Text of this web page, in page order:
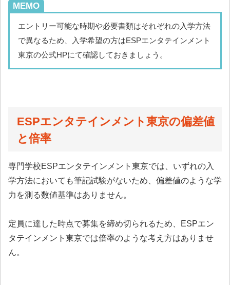
MEMO
エントリー可能な時期や必要書類はそれぞれの入学方法
で異なるため、入学希望の方はESPエンタテインメント
東京の公式HPにて確認しておきましょう。
ESPエンタテインメント東京の偏差値
と倍率
専門学校ESPエンタテインメント東京では、いずれの入
学方法においても筆記試験がないため、偏差値のような学
力を測る数値基準はありません。
定員に達した時点で募集を締め切られるため、ESPエン
タテインメント東京では倍率のような考え方はありませ
ん。